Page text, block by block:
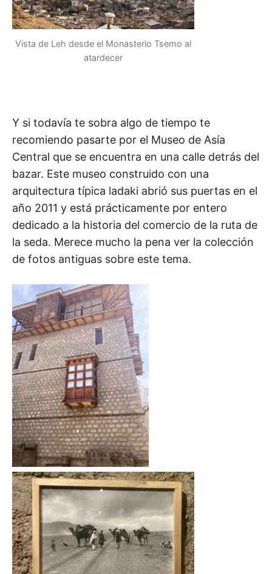
Vista de Leh desde el Monasterio Tsemo al
atardecer
Y si todavía te sobra algo de tiempo te
recomiendo pasarte por el Museo de Asía
Central que se encuentra en una calle detrás del
bazar. Este museo construido con una
arquitectura típica ladaki abrió sus puertas en el
año 2011 y está prácticamente por entero
dedicado a la historia del comercio de la ruta de
la seda. Merece mucho la pena ver la colección
de fotos antiguas sobre este tema.